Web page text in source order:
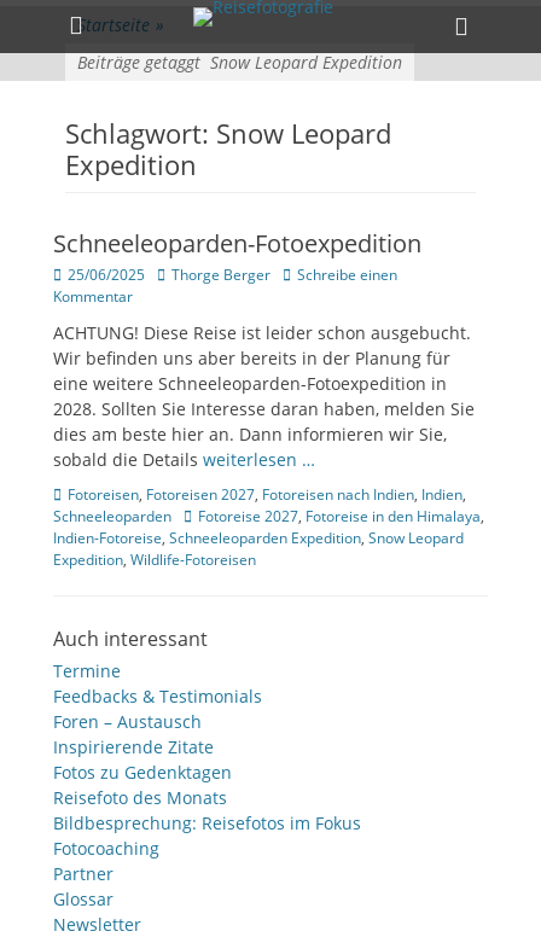
zum
Inhalt
überspringen
Primärmenü
Toggle
Startseite »
Beiträge getaggt Snow Leopard Expedition
Schlagwort: Snow Leopard
Expedition
Schneeleoparden-Fotoexpedition
Veröffentlicht
am
25/06/2025 Author
Thorge Berger
Schreibe einen
Kommentar
ACHTUNG! Diese Reise ist leider schon ausgebucht.
Wir befinden uns aber bereits in der Planung für
eine weitere Schneeleoparden-Fotoexpedition in
2028. Sollten Sie Interesse daran haben, melden Sie
dies am beste hier an. Dann informieren wir Sie,
sobald die Details weiterlesen …
Kategorien
Fotoreisen, Fotoreisen 2027, Fotoreisen nach Indien, Indien,
Schneeleoparden
TagsFotoreise 2027, Fotoreise in den Himalaya,
Indien-Fotoreise, Schneeleoparden Expedition, Snow Leopard
Expedition, Wildlife-Fotoreisen
Auch interessant
Termine
Feedbacks & Testimonials
Foren – Austausch
Inspirierende Zitate
Fotos zu Gedenktagen
Reisefoto des Monats
Bildbesprechung: Reisefotos im Fokus
Fotocoaching
Partner
Glossar
Newsletter